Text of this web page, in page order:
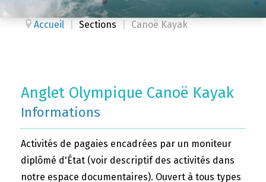
Accueil Sections Canoë Kayak
Anglet Olympique Canoë Kayak
Informations
Activités de pagaies encadrées par un moniteur
diplômé d'État (voir descriptif des activités dans
notre espace documentaires). Ouvert à tous types